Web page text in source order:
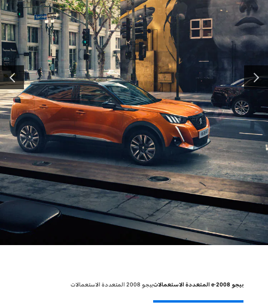
السابق التالي
بيجو e-2008 المتعددة الاستعمالات بيجو 2008 المتعددة الاستعمالات